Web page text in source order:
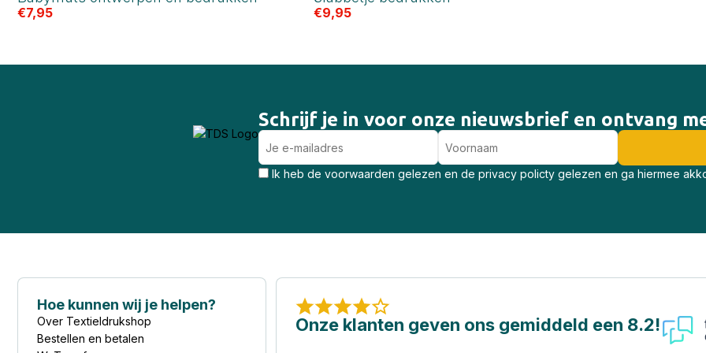
€7,95 €9,95
Schrijf je in voor onze nieuwsbrief en ontvang
Ik heb de voorwaarden gelezen en de privacy policty gelezen en ga hiermee
Hoe kunnen wij je helpen?
Over Textieldrukshop
Bestellen en betalen
Onze klanten geven ons gemiddeld een 8.2!